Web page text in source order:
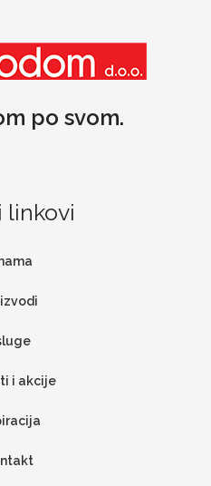
po svom.
linkovi
i akcije